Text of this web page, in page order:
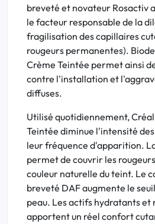
breveté et novateur Rosactiv
le facteur responsable de la
fragilisation des capillaires
rougeurs permanentes).
Crème Teintée permet ainsi
contre l'installation et
diffuses.
Utilisé quotidiennement,
Teintée diminue l'intensité
leur fréquence d'apparition.
permet de couvrir les
couleur naturelle du teint. Le
breveté DAF augmente le
peau. Les actifs hydratants
apportent un réel confort